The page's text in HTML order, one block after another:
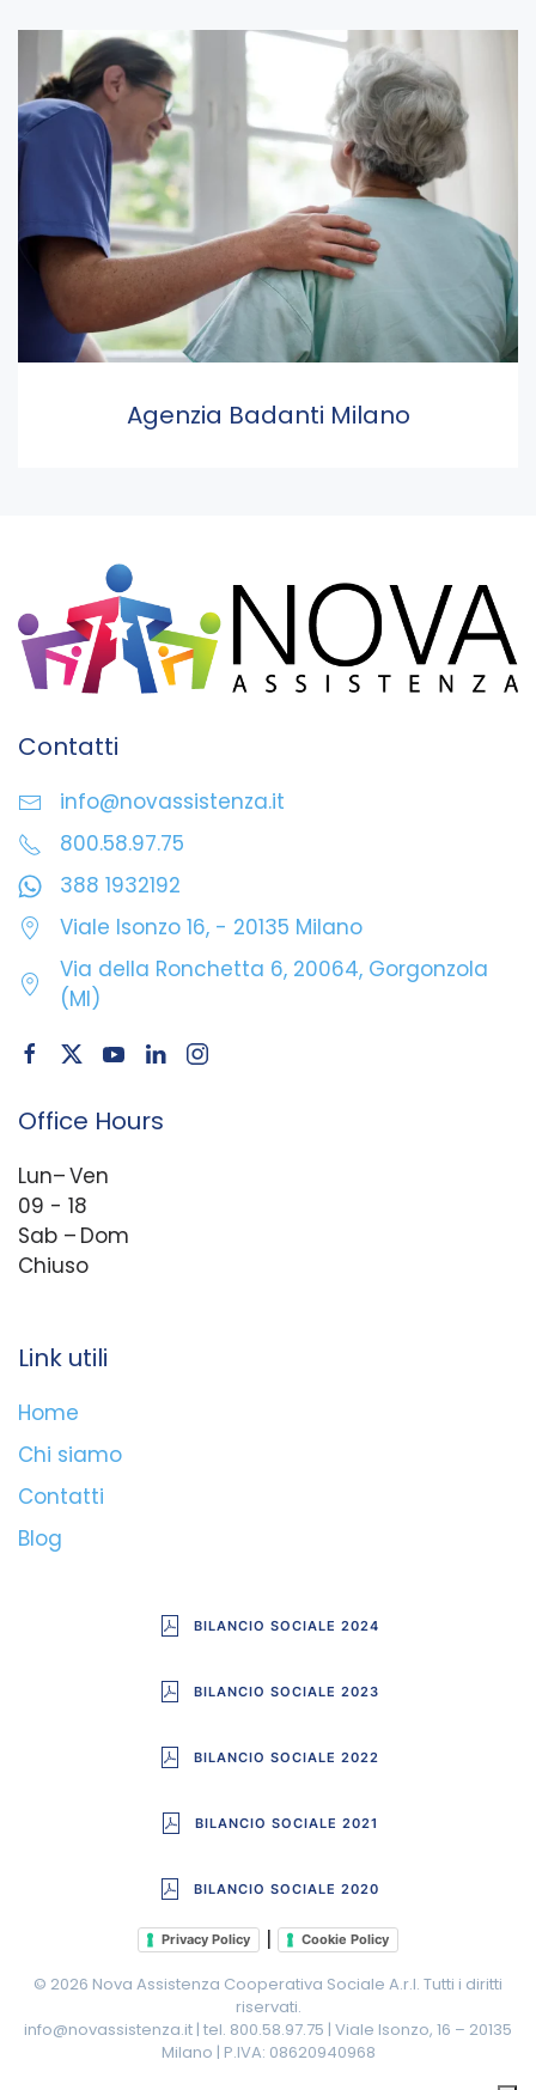
Agenzia Badanti Milano
Contatti
info@novassistenza.it
800.58.97.75
388 1932192
Viale Isonzo 16, - 20135 Milano
Via della Ronchetta 6, 20064, Gorgonzola
(MI)
Office Hours
Lun– Ven
09 - 18
Sab – Dom
Chiuso
Link utili
Home
Chi siamo
Contatti
Blog
BILANCIO SOCIALE 2024
BILANCIO SOCIALE 2023
BILANCIO SOCIALE 2022
BILANCIO SOCIALE 2021
BILANCIO SOCIALE 2020
Privacy Policy | Cookie Policy
© 2026 Nova Assistenza Cooperativa Sociale A.r.l. Tutti i diritti
riservati.
info@novassistenza.it | tel. 800.58.97.75 | Viale Isonzo, 16 – 20135
Milano | P.IVA: 08620940968